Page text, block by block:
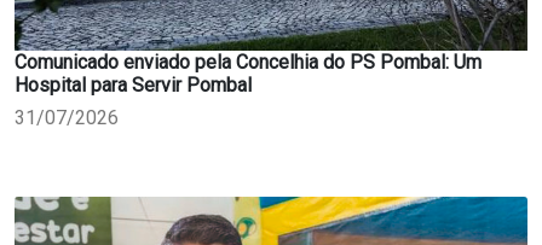
Comunicado enviado pela Concelhia do PS Pombal: Um
Hospital para Servir Pombal
31/07/2026